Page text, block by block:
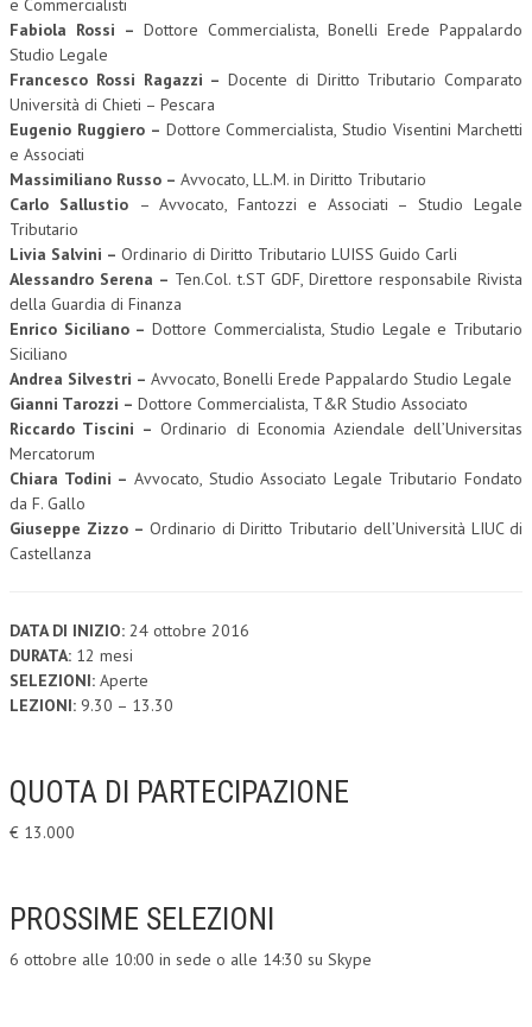
e Commercialisti
Fabiola Rossi – Dottore Commercialista, Bonelli Erede Pappalardo
Studio Legale
Francesco Rossi Ragazzi – Docente di Diritto Tributario Comparato
Università di Chieti – Pescara
Eugenio Ruggiero – Dottore Commercialista, Studio Visentini Marchetti
e Associati
Massimiliano Russo – Avvocato, LL.M. in Diritto Tributario
Carlo Sallustio
– Avvocato, Fantozzi e Associati – Studio Legale
Tributario
Livia Salvini – Ordinario di Diritto Tributario LUISS Guido Carli
Alessandro Serena – Ten.Col. t.ST GDF, Direttore responsabile Rivista
della Guardia di Finanza
Enrico Siciliano – Dottore Commercialista, Studio Legale e Tributario
Siciliano
Andrea Silvestri – Avvocato, Bonelli Erede Pappalardo Studio Legale
Gianni Tarozzi – Dottore Commercialista, T&R Studio Associato
Riccardo Tiscini –Ordinario di Economia Aziendale dell’Universitas
Mercatorum
Chiara Todini – Avvocato, Studio Associato Legale Tributario Fondato
da F. Gallo
Giuseppe Zizzo – Ordinario di Diritto Tributario dell’Università LIUC di
Castellanza
DATA DI INIZIO: 24 ottobre 2016
DURATA: 12 mesi
SELEZIONI: Aperte
LEZIONI: 9.30 – 13.30
QUOTA DI PARTECIPAZIONE
€ 13.000
PROSSIME SELEZIONI
6 ottobre alle 10:00 in sede o alle 14:30 su Skype